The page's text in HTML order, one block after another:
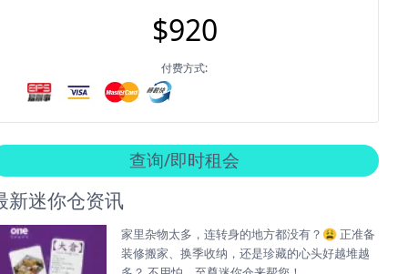
$920
付费方式:
查询/即时租会
新迷你仓资讯
家里杂物太多，连转身的地方都没有？😩 正准备
装修搬家、换季收纳，还是珍藏的心头好越堆越